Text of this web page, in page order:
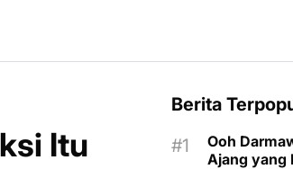
Itu
Berita
Ooh
Ajang yang